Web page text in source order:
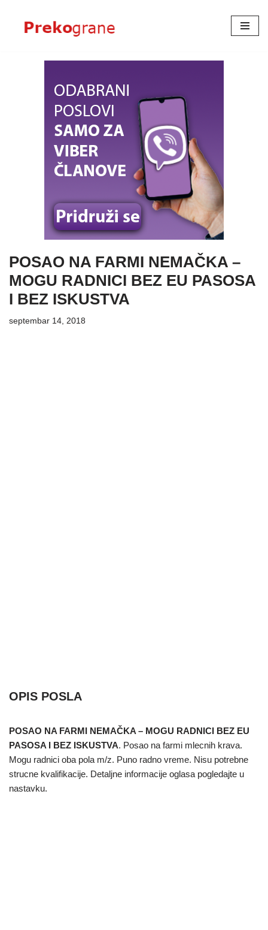
Skoči
POSAO NA FARMI NEMAČKA –
MOGU RADNICI BEZ EU PASOSA
I BEZ ISKUSTVA
septembar 14, 2018
OPIS POSLA
POSAO NA FARMI NEMAČKA – MOGU RADNICI BEZ EU
PASOSA I BEZ ISKUSTVA. Posao na farmi mlecnih krava.
Mogu radnici oba pola m/z. Puno radno vreme. Nisu potrebne
strucne kvalifikacije. Detaljne informacije oglasa pogledajte u
nastavku.